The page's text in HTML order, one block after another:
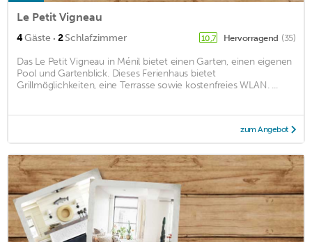
Le Petit Vigneau
4Gäste · 2Schlafzimmer 10,7 Hervorragend (35)
Das Le Petit Vigneau in Ménil bietet einen Garten, einen eigenen
Pool und Gartenblick. Dieses Ferienhaus bietet
Grillmöglichkeiten, eine Terrasse sowie kostenfreies WLAN. ...
zum Angebot